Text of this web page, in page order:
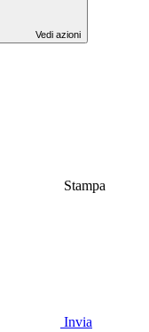
Vedi azioni
Stampa
Invia